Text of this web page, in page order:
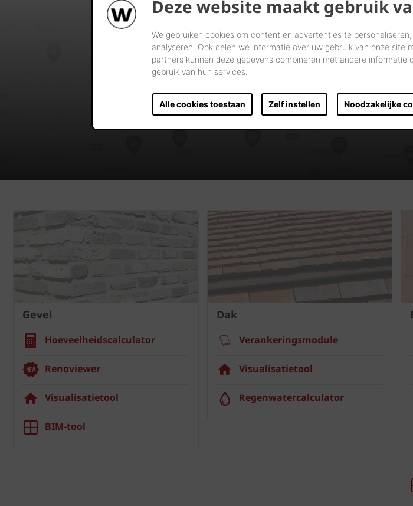
Deze website maakt gebruik
We gebruiken cookies om content en advertenties te
analyseren. Ook delen we informatie over uw gebruik van onze
partners kunnen deze gegevens combineren met andere
gebruik van hun services.
Alle cookies toestaan Zelf instellen Noodzakelijke
Vind
START UW
Gevel
Hoeveelheidscalculator
Renoviewer
Visualisatietool
BIM-tool
Dak
Verankeringsmodule
Visualisatietool
Regenwatercalculator